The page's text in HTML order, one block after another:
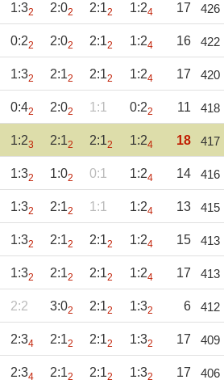
1:32 2:02 2:12 1:24 17 426
0:22 2:02 2:12 1:24 16 422
1:32 2:12 2:12 1:24 17 420
0:42 2:02 1:1 0:22 11 418
1:23 2:12 2:12 1:24 18 417
1:32 1:02 0:1 1:24 14 416
1:32 2:12 1:1 1:24 13 415
1:32 2:12 2:12 1:24 15 413
1:32 2:12 2:12 1:24 17 413
2:2 3:02 2:12 1:32 6 412
2:34 2:12 2:12 1:32 17 409
2:34 2:12 2:12 1:32 17 406